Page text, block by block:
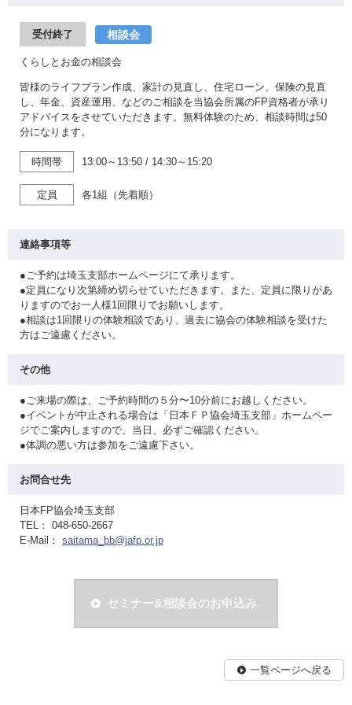
受付終了 相談会
くらしとお金の相談会
皆様のライフプラン作成、家計の見直し、住宅ローン、保険の見直
し、年金、資産運用、などのご相談を当協会所属のFP資格者が承り
アドバイスをさせていただきます。無料体験のため、相談時間は50
分になります。
時間帯 13:00～13:50 / 14:30～15:20
定員 各1組（先着順）
連絡事項等
●ご予約は埼玉支部ホームページにて承ります。
●定員になり次第締め切らせていただきます。また、定員に限りがあ
りますのでお一人様1回限りでお願いします。
●相談は1回限りの体験相談であり、過去に協会の体験相談を受けた
方はご遠慮ください。
その他
●ご来場の際は、ご予約時間の５分〜10分前にお越しください。
●イベントが中止される場合は「日本ＦＰ協会埼玉支部」ホームペー
ジでご案内しますので、当日、必ずご確認ください。
●体調の悪い方は参加をご遠慮下さい。
お問合せ先
日本FP協会埼玉支部
TEL： 048-650-2667
E-Mail： saitama_bb@jafp.or.jp
セミナー&相談会のお申込み
一覧ページへ戻る